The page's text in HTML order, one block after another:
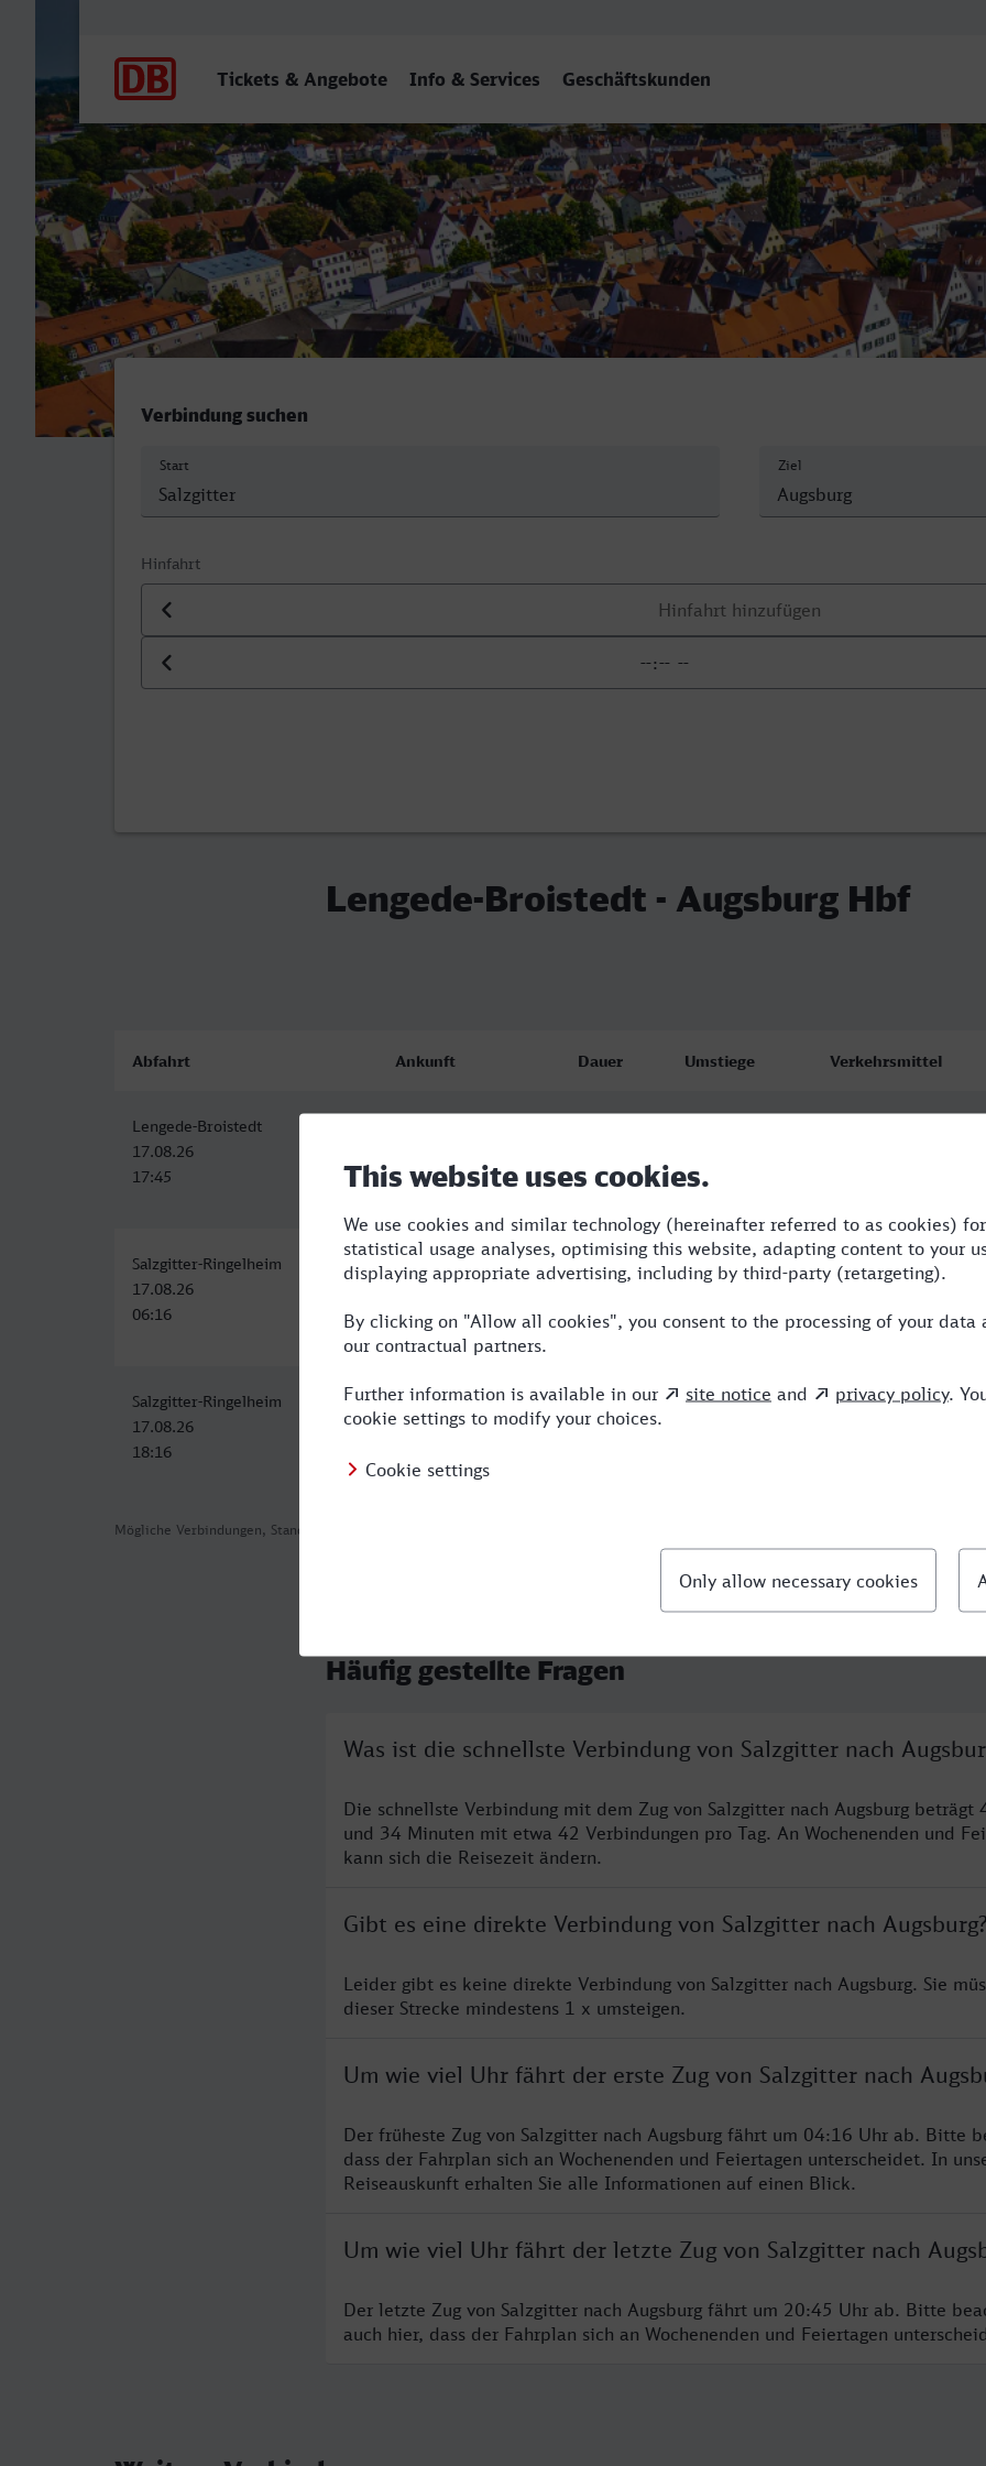
Tickets & Angebote Info & Services Geschäftskunden
Lengede-Broistedt - Augsburg Hbf
Verbindung suchen
Start Ziel
Hinfahrt
Datum der Hinfahrt
Uhrzeit der Hinfahrt
Lengede-Broistedt - Augsburg Hbf
Mögliche Verbindungen, Stand: 2026-08-03 06:09
Abfahrt Ankunft Dauer Umstiege Verkehrsmittel
Lengede-Broistedt
17.08.26
17:45
22:19
Salzgitter-Ringelheim
17.08.26
06:16
Augsburg Hbf
17.08.26
12:08
5:52 2 ERX,ICE
Salzgitter-Ringelheim
17.08.26
18:16
Augsburg Hbf
18.08.26
7:53 3 BUS,BRB,ERX,ICE
Häufig gestellte Fragen
Was ist die schnellste Verbindung von Salzgitter nach
Die schnellste Verbindung mit dem Zug von Salzgitter nach Augsburg beträgt
und 34 Minuten mit etwa 42 Verbindungen pro Tag. An Wochenenden und
kann sich die Reisezeit ändern.
Gibt es eine direkte Verbindung von Salzgitter nach Augsburg?
Leider gibt es keine direkte Verbindung von Salzgitter nach Augsburg. Sie
dieser Strecke mindestens 1 x umsteigen.
Um wie viel Uhr fährt der erste Zug von Salzgitter nach
Der früheste Zug von Salzgitter nach Augsburg fährt um 04:16 Uhr ab. Bitte
dass der Fahrplan sich an Wochenenden und Feiertagen unterscheidet. In
Reiseauskunft erhalten Sie alle Informationen auf einen Blick.
Um wie viel Uhr fährt der letzte Zug von Salzgitter nach
Der letzte Zug von Salzgitter nach Augsburg fährt um 20:45 Uhr ab. Bitte
auch hier, dass der Fahrplan sich an Wochenenden und Feiertagen